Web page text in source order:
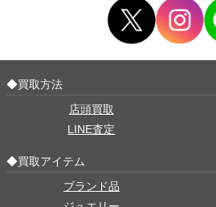
◆買取方法
店頭買取
LINE査定
◆買取アイテム
ブランド品